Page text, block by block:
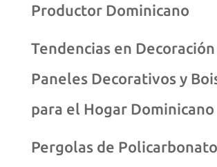
Productor Dominicano
Tendencias en
Paneles Decorativos y
para el Hogar Dominicano
Pergolas de